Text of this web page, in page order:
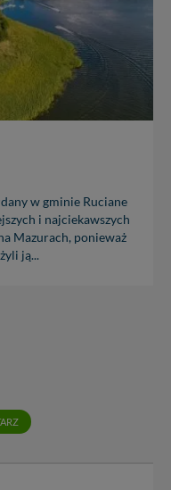
w gminie Ruciane
i najciekawszych
Mazurach, ponieważ
ją...